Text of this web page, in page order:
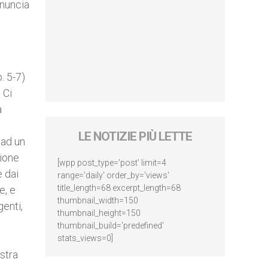
5-7)
un
dai
e
LE NOTIZIE PIÙ LETTE
[wpp post_type='post' limit=4
range='daily' order_by='views'
title_length=68 excerpt_length=68
thumbnail_width=150
thumbnail_height=150
thumbnail_build='predefined'
stats_views=0]